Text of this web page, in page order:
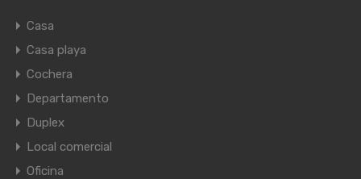
Casa
Casa playa
Cochera
Departamento
Duplex
Local comercial
Oficina